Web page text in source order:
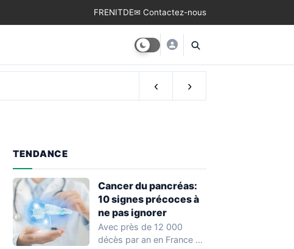
FRENITDE✉ Contactez-nous
‹ ›
TENDANCE
Cancer du pancréas:
10 signes précoces à
ne pas ignorer
Avec près de 12 000
décès par an en France et